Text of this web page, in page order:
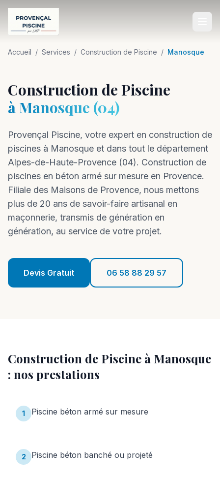
Accueil
Construction de Piscine
Rénovation de Piscine
Entretien de Piscine
Équipements de Piscine
Aménagement Extérieur
Dépannage Piscine
Réalisations
Contact
Accueil / Services / Construction de Piscine / Manosque
Construction de Piscine
àManosque (04)
Provençal Piscine, votre expert en construction de
piscines à Manosque et dans tout le département
Alpes-de-Haute-Provence (04). Construction de
piscines en béton armé sur mesure en Provence.
Filiale des Maisons de Provence, nous mettons
plus de 20 ans de savoir-faire artisanal en
maçonnerie, transmis de génération en
génération, au service de votre projet.
Devis Gratuit 06 58 88 29 57
Construction de Piscine à Manosque
: nos prestations
1 Piscine béton armé sur mesure
2 Piscine béton banché ou projeté